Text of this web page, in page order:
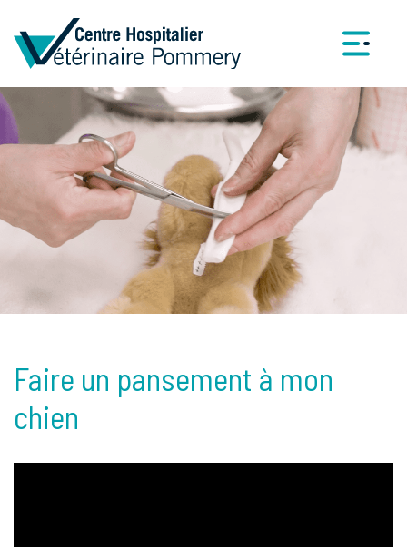
Faire un pansement à mon
chien